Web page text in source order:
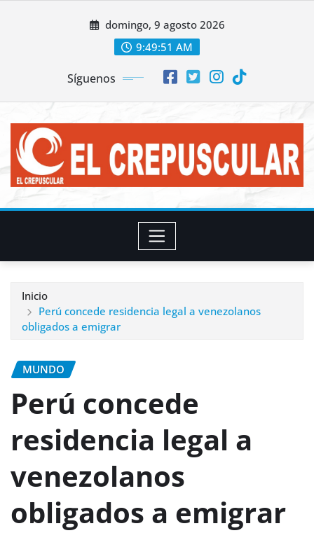
domingo, 9 agosto 2026
9:49:53 AM
Síguenos
Inicio
Perú concede residencia legal a venezolanos
obligados a emigrar
MUNDO
Perú concede
residencia legal a
venezolanos
obligados a emigrar